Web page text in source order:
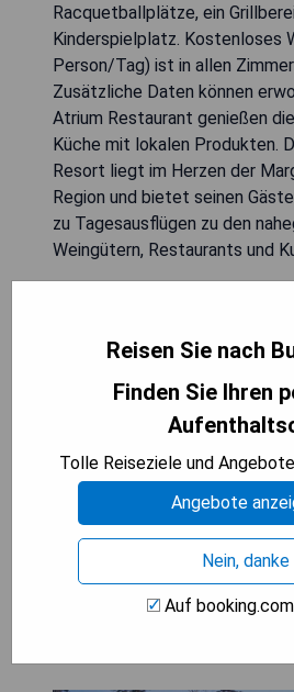
Racquetballplätze, ein
Kinderspielplatz. Kostenloses
Person/Tag) ist in allen
Zusätzliche Daten können
Atrium Restaurant genießen
Küche mit lokalen Produkten.
Resort liegt im Herzen der
Region und bietet seinen
zu Tagesausflügen zu den
Weingütern, Restaurants und
- Innen- und Außenpools
- Mehrere Bars zur Auswahl
- Studios oder Apartments mit
Kitchenette/Küche
- Zugang zu Sauna, Squash-/
Grillbereich und
Reisen Sie nach
Finden Sie Ihren
Tolle Reiseziele und
Angebote
Nein, danke
Auf